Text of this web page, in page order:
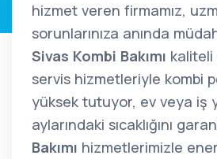
hizmet veren firmamız,
sorunlarınıza anında
Sivas Kombi Bakımı kaliteli
servis hizmetleriyle kombi
yüksek tutuyor, ev veya iş
aylarındaki sıcaklığını
Bakımı hizmetlerimizle